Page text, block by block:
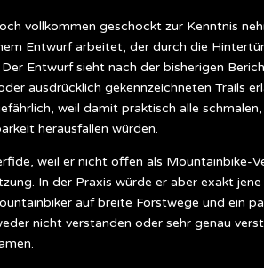
vollkommen geschockt zur Kenntnis
Entwurf arbeitet, der durch die
Entwurf sieht nach der bisherigen
ausdrücklich gekennzeichneten Trails
weil damit praktisch alle
herausfallen würden.
weil er nicht offen als Mountainbike-
In der Praxis würde er aber exakt
auf breite Forstwege und ein
nicht verstanden oder sehr genau